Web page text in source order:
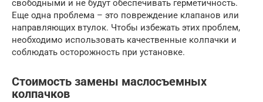
свободными и не будут обеспечивать герметичность.
Еще одна проблема – это повреждение клапанов или
направляющих втулок. Чтобы избежать этих проблем,
необходимо использовать качественные колпачки и
соблюдать осторожность при установке.
Стоимость замены маслосъемных
колпачков